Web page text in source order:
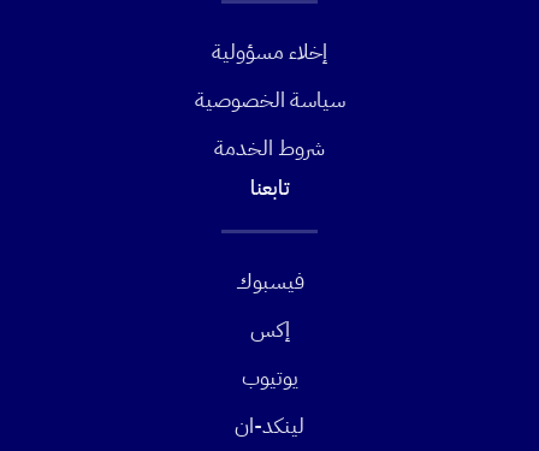
إخلاء مسؤولية
سياسة الخصوصية
شروط الخدمة
تابعنا
فيسبوك
إكس
يوتيوب
لينكد-ان